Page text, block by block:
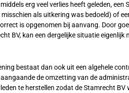
erg veel verlies heeft geleden,
als uitkering was bedoeld) of
is opgenomen bij aanvang. Door
BV, kan een dergelijke situatie eigenlijk
bestaat dan ook uit een algehele
de omzetting van de
te herstellen zodat de Stamrecht BV